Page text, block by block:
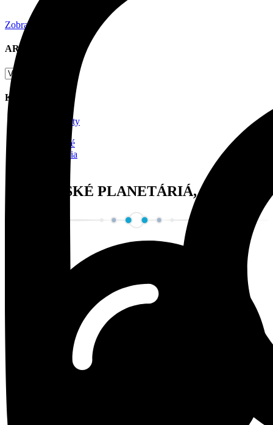
Zobraziť článok
ARCHÍV
Kategórie
Naše aktivity
Nezaradené
Pozorovania
SLOVENSKÉ PLANETÁRIÁ, O. Z.